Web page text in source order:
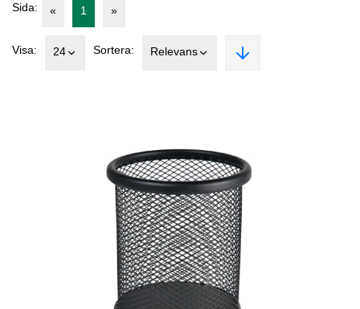
Sida: « 1 »
Visa: 24 Sortera: Relevans